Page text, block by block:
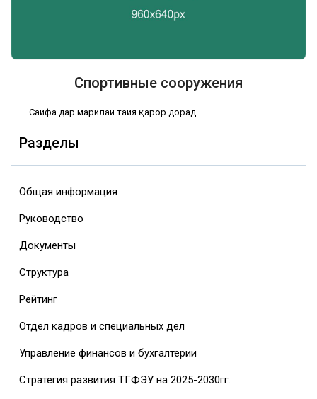
Спортивные сооружения
Саҳифа дар марҳилаи таҳия қарор дорад...
Разделы
Общая информация
Руководство
Документы
Структура
Рейтинг
Отдел кадров и специальных дел
Управление финансов и бухгалтерии
Стратегия развития ТГФЭУ на 2025-2030гг.